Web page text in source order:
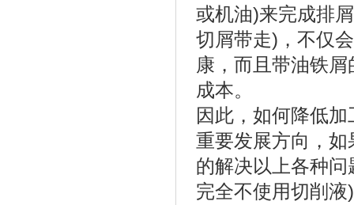
或机油)来完成排
切屑带走)，不仅
康，而且带油铁
成本。
因此，如何降低
重要发展方向，
的解决以上各种
完全不使用切削